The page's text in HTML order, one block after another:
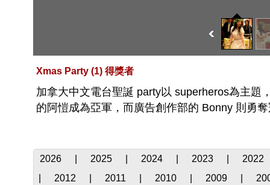
Xmas Party (1) 得獎者
加拿大中文電台聖誕 party以 superheros為主題
的阿愷成為亞軍，而廣告創作部的 Bonny 則勇
2026 2025 2024 2023
2022
2012 2011 2010 2009